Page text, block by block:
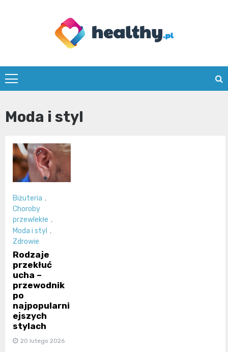
healthy.pl
Moda i styl
Biżuteria ,
Choroby
przewlekłe ,
Moda i styl ,
Zdrowie
Rodzaje
przekłuć
ucha –
przewodnik
po
najpopularni
ejszych
stylach
20 lutego 2026